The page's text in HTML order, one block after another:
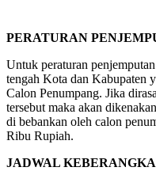
PERATURAN
Untuk peraturan
tengah Kota dan Kabupaten
Calon Penumpang. Jika
tersebut maka akan
di bebankan oleh calon
Ribu Rupiah.
JADWAL